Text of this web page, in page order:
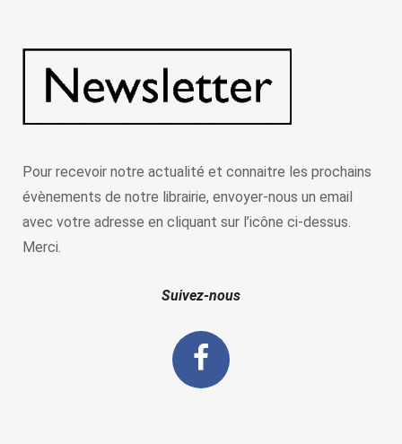
Pour recevoir notre actualité et connaitre les prochains
évènements de notre librairie, envoyer-nous un email
avec votre adresse en cliquant sur l’icône ci-dessus.
Merci.
Suivez-nous